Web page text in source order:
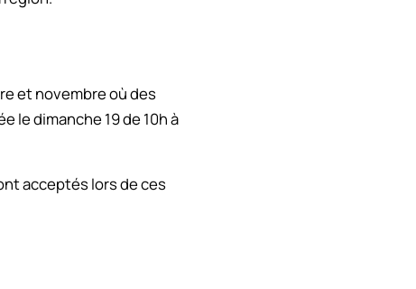
et novembre où des
le dimanche 19 de 10h à
acceptés lors de ces